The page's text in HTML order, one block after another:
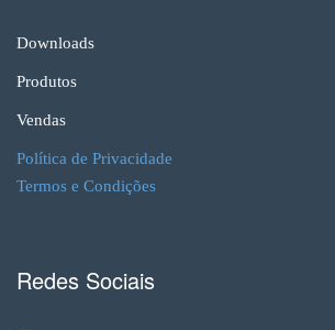
Downloads
Produtos
Vendas
Política de Privacidade
Termos e Condições
Redes Sociais